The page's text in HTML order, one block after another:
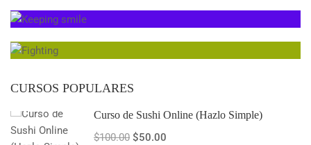
CURSOS POPULARES
Curso de Sushi Online (Hazlo Simple)
$100.00 $50.00